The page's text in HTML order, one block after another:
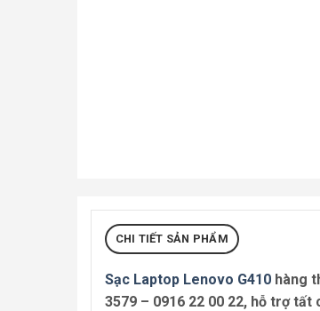
CHI TIẾT SẢN PHẨM
Sạc Laptop Lenovo G410 hàng
3579 – 0916 22 00 22, hỗ trợ tất